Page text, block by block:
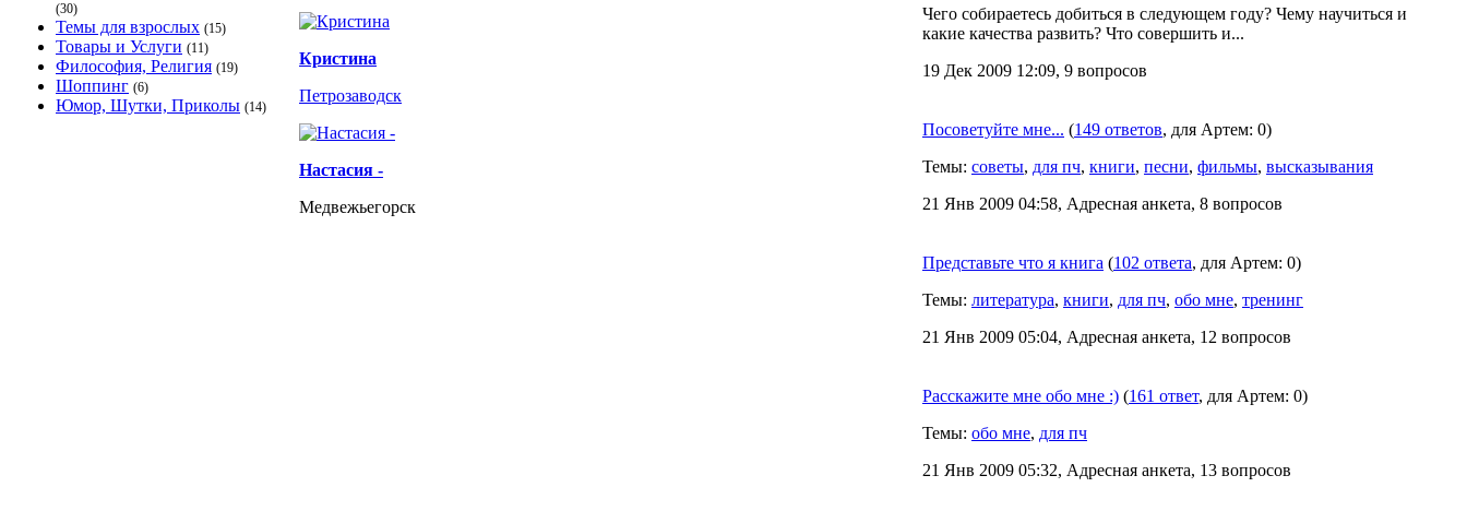
(30)
Темы для взрослых (15)
Товары и Услуги (11)
Философия, Религия (19)
Шоппинг (6)
Юмор, Шутки, Приколы (14)
Кристина
Петрозаводск
Настасия -
Медвежьегорск
Чего собираетесь добиться в следующем году? Чему научиться и
какие качества развить? Что совершить и...
19 Дек 2009 12:09, 9 вопросов
Посоветуйте мне... (149 ответов, для Артем: 0)
Темы: советы, для пч, книги, песни, фильмы, высказывания
21 Янв 2009 04:58, Адресная анкета, 8 вопросов
Представьте что я книга (102 ответа, для Артем: 0)
Темы: литература, книги, для пч, обо мне, тренинг
21 Янв 2009 05:04, Адресная анкета, 12 вопросов
Расскажите мне обо мне :) (161 ответ, для Артем: 0)
Темы: обо мне, для пч
21 Янв 2009 05:32, Адресная анкета, 13 вопросов